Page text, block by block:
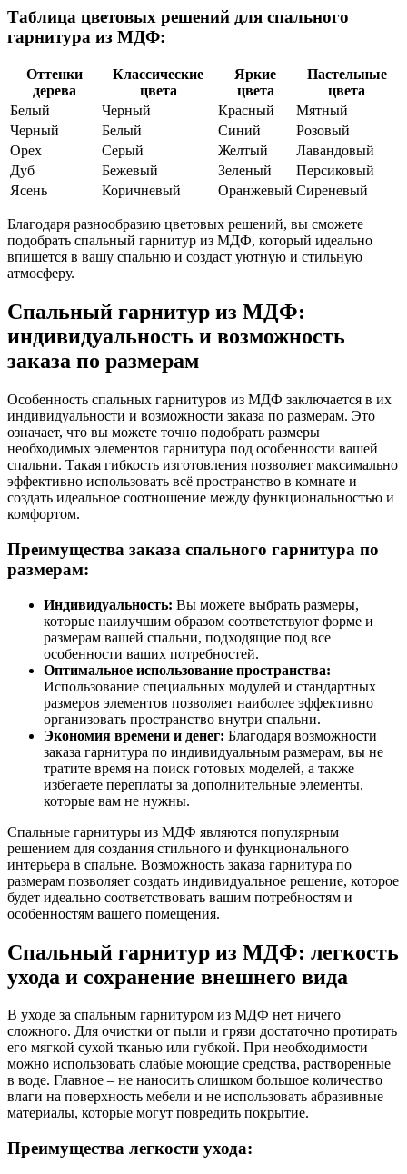
Таблица цветовых решений для спального
гарнитура из МДФ:
Оттенки
дерева
Классические
цвета
Яркие
цвета
Пастельные
цвета
Белый
Черный Красный
Мятный
Черный
Белый Синий
Розовый
Орех
Серый Желтый
Лавандовый
Дуб
Бежевый Зеленый
Персиковый
Ясень
Коричневый Оранжевый Сиреневый
Благодаря разнообразию цветовых решений, вы сможете
подобрать спальный гарнитур из МДФ, который идеально
впишется в вашу спальню и создаст уютную и стильную
атмосферу.
Спальный гарнитур из МДФ:
индивидуальность и возможность
заказа по размерам
Особенность спальных гарнитуров из МДФ заключается в их
индивидуальности и возможности заказа по размерам. Это
означает, что вы можете точно подобрать размеры
необходимых элементов гарнитура под особенности вашей
спальни. Такая гибкость изготовления позволяет максимально
эффективно использовать всё пространство в комнате и
создать идеальное соотношение между функциональностью и
комфортом.
Преимущества заказа спального гарнитура по
размерам:
Индивидуальность: Вы можете выбрать размеры,
которые наилучшим образом соответствуют форме и
размерам вашей спальни, подходящие под все
особенности ваших потребностей.
Оптимальное использование пространства:
Использование специальных модулей и стандартных
размеров элементов позволяет наиболее эффективно
организовать пространство внутри спальни.
Экономия времени и денег: Благодаря возможности
заказа гарнитура по индивидуальным размерам, вы не
тратите время на поиск готовых моделей, а также
избегаете переплаты за дополнительные элементы,
которые вам не нужны.
Спальные гарнитуры из МДФ являются популярным
решением для создания стильного и функционального
интерьера в спальне. Возможность заказа гарнитура по
размерам позволяет создать индивидуальное решение, которое
будет идеально соответствовать вашим потребностям и
особенностям вашего помещения.
Спальный гарнитур из МДФ: легкость
ухода и сохранение внешнего вида
В уходе за спальным гарнитуром из МДФ нет ничего
сложного. Для очистки от пыли и грязи достаточно протирать
его мягкой сухой тканью или губкой. При необходимости
можно использовать слабые моющие средства, растворенные
в воде. Главное – не наносить слишком большое количество
влаги на поверхность мебели и не использовать абразивные
материалы, которые могут повредить покрытие.
Преимущества легкости ухода: